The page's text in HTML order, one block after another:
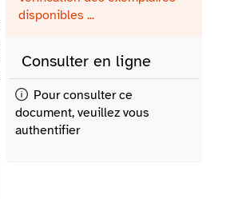
disponibles ...
Consulter en ligne
Pour consulter ce
document, veuillez vous
authentifier